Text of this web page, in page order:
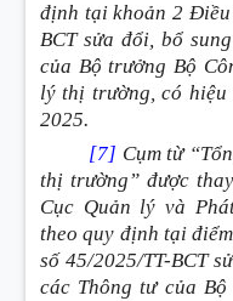
định tại khoản 2 Điều
BCT sửa đổi, bổ
của Bộ trưởng Bộ
lý thị trường, có hiệu
2025.
[7] Cụm từ
thị trường” được
Cục Quản lý và
theo quy định tại
số 45/2025/TT-BCT
các Thông tư của